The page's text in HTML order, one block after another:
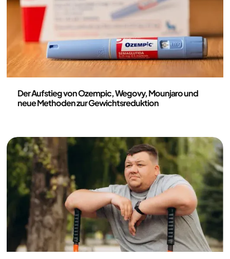
Der Aufstieg von Ozempic, Wegovy, Mounjaro und
neue Methoden zur Gewichtsreduktion